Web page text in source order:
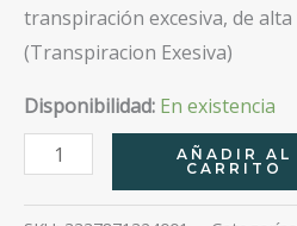
transpiración excesiva, de
(Transpiracion Exesiva)
Disponibilidad: En existencia
Deos
Desodorante
Stress
AÑADIR AL
CARRITO